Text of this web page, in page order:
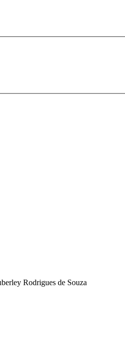
Rodrigues de Souza